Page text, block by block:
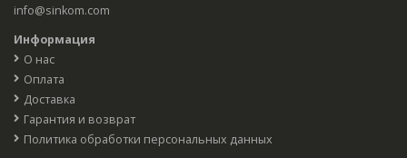
info@sinkom.com
Информация
О нас
Оплата
Доставка
Гарантия и возврат
Политика обработки персональных данных